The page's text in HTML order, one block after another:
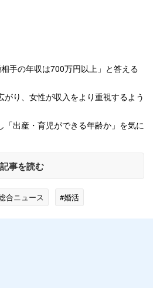
手の年収は700万円以上」と答える
がり、女性が収入をより重視するよう
「出産・育児ができる年齢か」を気に
記事を読む
合ニュース #婚活